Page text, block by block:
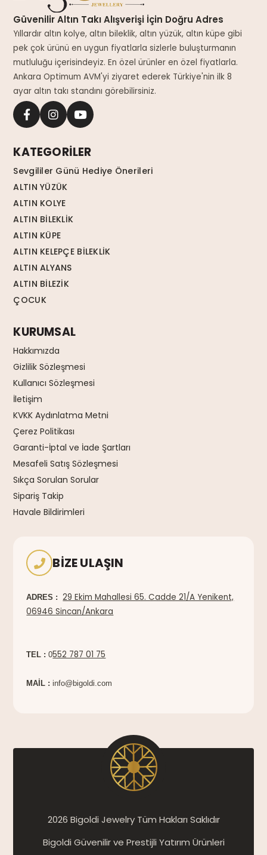
Güvenilir Altın Takı Alışverişi İçin Doğru Adres
Yıllardır altın kolye, altın bileklik, altın yüzük, altın küpe gibi
pek çok ürünü en uygun fiyatlarla sizlerle buluşturmanın
mutluluğu içerisindeyiz. En özel ürünler en özel fiyatlarla.
Ankara Optimum AVM'yi ziyaret ederek Türkiye'nin ilk 8
ayar altın takı standını görebilirsiniz.
KATEGORİLER
Sevgililer Günü Hediye Önerileri
ALTIN YÜZÜK
ALTIN KOLYE
ALTIN BİLEKLİK
ALTIN KÜPE
ALTIN KELEPÇE BİLEKLİK
ALTIN ALYANS
ALTIN BİLEZİK
ÇOCUK
KURUMSAL
Hakkımızda
Gizlilik Sözleşmesi
Kullanıcı Sözleşmesi
İletişim
KVKK Aydınlatma Metni
Çerez Politikası
Garanti-İptal ve İade Şartları
Mesafeli Satış Sözleşmesi
Sıkça Sorulan Sorular
Sipariş Takip
Havale Bildirimleri
BIZE ULAŞIN
ADRES :
29 Ekim Mahallesi 65. Cadde 21/A Yenikent,
06946 Sincan/Ankara
TEL : 0552 787 01 75
MAİL :info@bigoldi.com
2026 Bigoldi Jewelry Tüm Hakları Saklıdır
Bigoldi Güvenilir ve Prestijli Yatırım Ürünleri